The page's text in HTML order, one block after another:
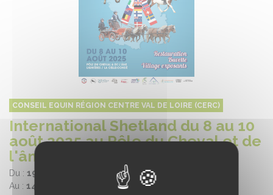
CONSEIL EQUIN RÉGION CENTRE VAL DE LOIRE (CERC)
International Shetland du 8 au 10
août 2025 au Pôle du Cheval et de
l'âne
Du : 19/06/2025
Au : 14/08/2025